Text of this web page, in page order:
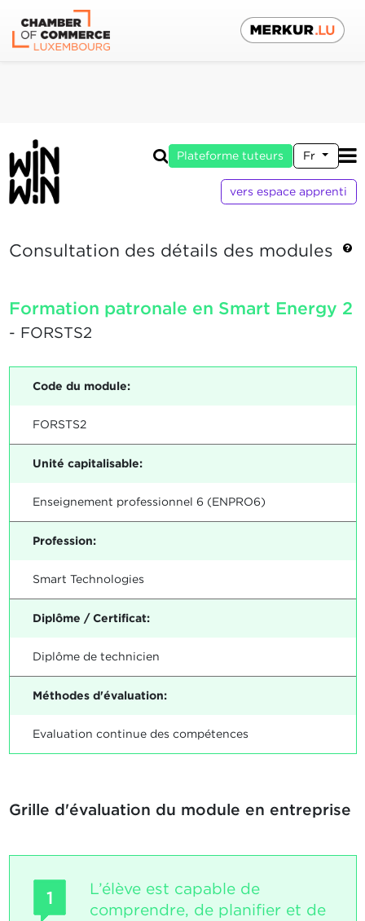
Plateforme tuteurs Fr
vers espace apprenti
Consultation des détails des modules
Formation patronale en Smart Energy 2
- FORSTS2
Code du module:
FORSTS2
Unité capitalisable:
Enseignement professionnel 6 (ENPRO6)
Profession:
Smart Technologies
Diplôme / Certificat:
Diplôme de technicien
Méthodes d'évaluation:
Evaluation continue des compétences
Grille d'évaluation du module en entreprise
1
L’élève est capable de
comprendre, de planifier et de